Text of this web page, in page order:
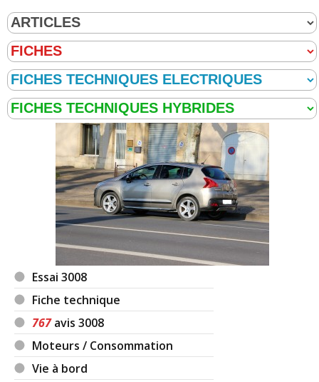
Essai 3008
Fiche technique
767avis 3008
Moteurs / Consommation
Vie à bord